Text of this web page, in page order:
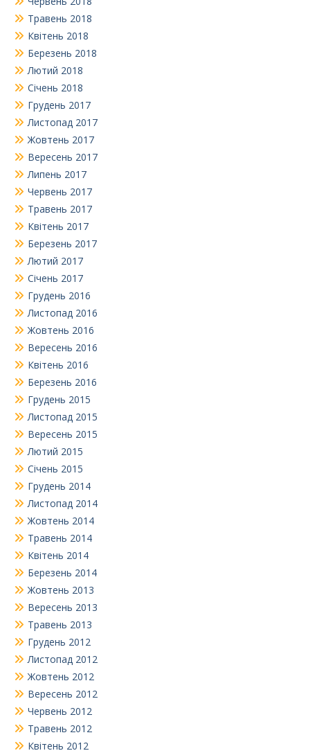
Травень 2018
Квітень 2018
Березень 2018
Лютий 2018
Січень 2018
Грудень 2017
Листопад 2017
Жовтень 2017
Вересень 2017
Липень 2017
Червень 2017
Травень 2017
Квітень 2017
Березень 2017
Лютий 2017
Січень 2017
Грудень 2016
Листопад 2016
Жовтень 2016
Вересень 2016
Квітень 2016
Березень 2016
Грудень 2015
Листопад 2015
Вересень 2015
Лютий 2015
Січень 2015
Грудень 2014
Листопад 2014
Жовтень 2014
Травень 2014
Квітень 2014
Березень 2014
Жовтень 2013
Вересень 2013
Травень 2013
Грудень 2012
Листопад 2012
Жовтень 2012
Вересень 2012
Червень 2012
Травень 2012
Квітень 2012